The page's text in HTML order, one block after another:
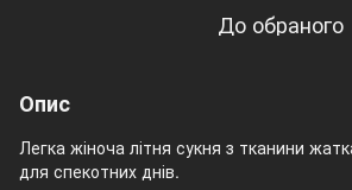
До обраного
Опис
Легка жіноча літня сукня з тканини
для спекотних днів.